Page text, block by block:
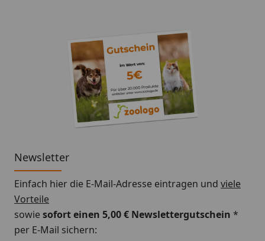
Newsletter
Einfach hier die E-Mail-Adresse eintragen und viele
Vorteile
sowiesofort einen 5,00 € Newslettergutschein *
per E-Mail sichern: